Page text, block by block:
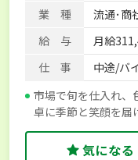
業 種
流通･商
給 与
月給
仕 事
中途/バ
市場で旬を仕入れ、
卓に季節と笑顔を届
気になる